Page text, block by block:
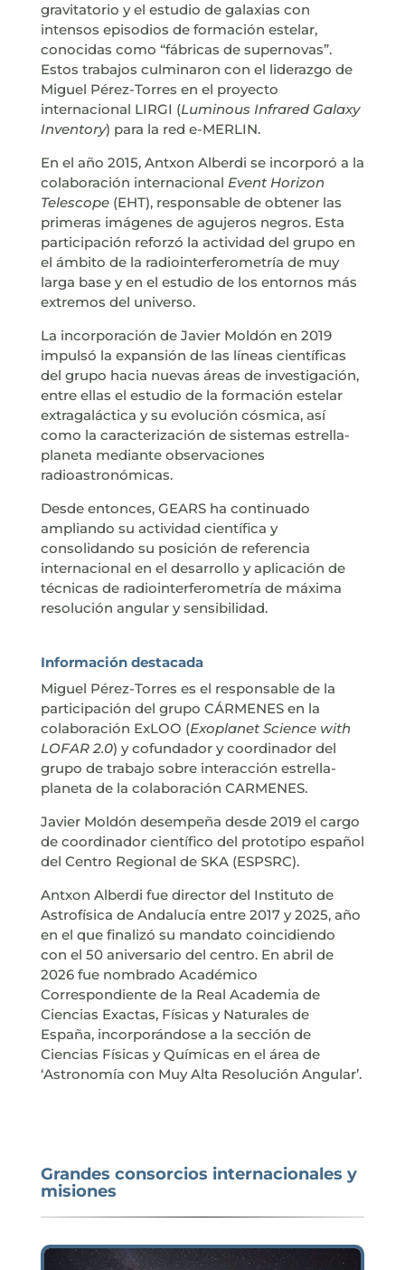
gravitatorio y el estudio de galaxias con
intensos episodios de formación estelar,
conocidas como “fábricas de supernovas”.
Estos trabajos culminaron con el liderazgo de
Miguel Pérez-Torres en el proyecto
internacional LIRGI (Luminous Infrared Galaxy
Inventory) para la red e-MERLIN.
En el año 2015, Antxon Alberdi se incorporó a la
colaboración internacional Event Horizon
Telescope(EHT), responsable de obtener las
primeras imágenes de agujeros negros. Esta
participación reforzó la actividad del grupo en
el ámbito de la radiointerferometría de muy
larga base y en el estudio de los entornos más
extremos del universo.
La incorporación de Javier Moldón en 2019
impulsó la expansión de las líneas científicas
del grupo hacia nuevas áreas de investigación,
entre ellas el estudio de la formación estelar
extragaláctica y su evolución cósmica, así
como la caracterización de sistemas estrella-
planeta mediante observaciones
radioastronómicas.
Desde entonces, GEARS ha continuado
ampliando su actividad científica y
consolidando su posición de referencia
internacional en el desarrollo y aplicación de
técnicas de radiointerferometría de máxima
resolución angular y sensibilidad.
Información destacada
Miguel Pérez-Torres es el responsable de la
participación del grupo CÁRMENES en la
colaboración ExLOO (Exoplanet Science with
LOFAR 2.0) y cofundador y coordinador del
grupo de trabajo sobre interacción estrella-
planeta de la colaboración CARMENES.
Javier Moldón desempeña desde 2019 el cargo
de coordinador científico del prototipo español
del Centro Regional de SKA (ESPSRC).
Antxon Alberdi fue director del Instituto de
Astrofísica de Andalucía entre 2017 y 2025, año
en el que finalizó su mandato coincidiendo
con el 50 aniversario del centro. En abril de
2026 fue nombrado Académico
Correspondiente de la Real Academia de
Ciencias Exactas, Físicas y Naturales de
España, incorporándose a la sección de
Ciencias Físicas y Químicas en el área de
‘Astronomía con Muy Alta Resolución Angular’.
Grandes consorcios internacionales y
misiones